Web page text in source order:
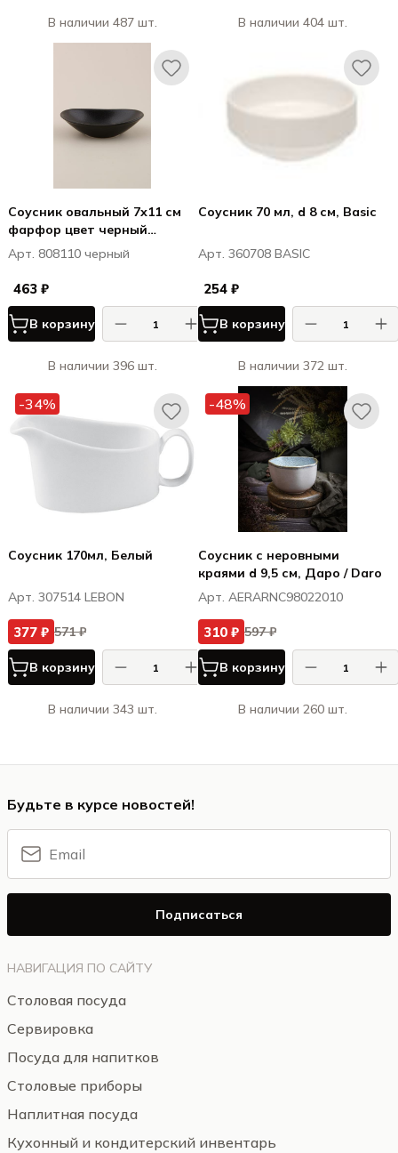
В наличии 487 шт. В наличии 404 шт.
Соусник овальный 7х11 см
фарфор цвет черный
Seasons
Арт. 808110 черный
463 ₽
В корзину
В наличии 396 шт.
Соусник 70 мл, d 8 см, Basic
Арт. 360708 BASIC
254 ₽
В корзину
В наличии 372 шт.
-34%
Соусник 170мл, Белый
Арт. 307514 LEBON
377 ₽ 571 ₽
В корзину
В наличии 343 шт.
-48%
Соусник с неровными
краями d 9,5 см, Даро / Daro
Арт. AERARNC98022010
310 ₽ 597 ₽
В корзину
В наличии 260 шт.
НАВИГАЦИЯ ПО САЙТУ
Столовая посуда
Сервировка
Посуда для напитков
Столовые приборы
Наплитная посуда
Кухонный и кондитерский инвентарь
Будьте в курсе новостей!
Подписаться